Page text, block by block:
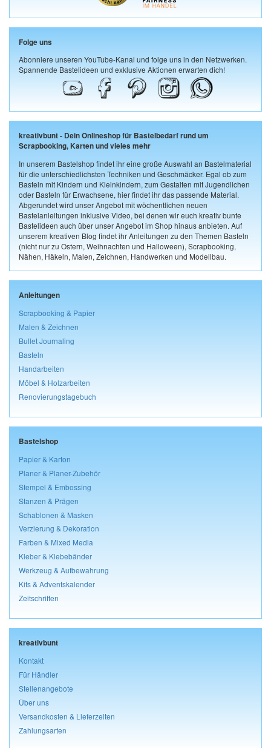
Folge uns
Abonniere unseren YouTube-Kanal und folge uns in den Netzwerken.
Spannende Bastelideen und exklusive Aktionen erwarten dich!
kreativbunt - Dein Onlineshop für Bastelbedarf rund um
Scrapbooking, Karten und vieles mehr
In unserem Bastelshop findet ihr eine große Auswahl an Bastelmaterial
für die unterschiedlichsten Techniken und Geschmäcker. Egal ob zum
Basteln mit Kindern und Kleinkindern, zum Gestalten mit Jugendlichen
oder Basteln für Erwachsene, hier findet ihr das passende Material.
Abgerundet wird unser Angebot mit wöchentlichen neuen
Bastelanleitungen inklusive Video, bei denen wir euch kreativ bunte
Bastelideen auch über unser Angebot im Shop hinaus anbieten. Auf
unserem kreativen Blog findet ihr Anleitungen zu den Themen Basteln
(nicht nur zu Ostern, Weihnachten und Halloween), Scrapbooking,
Nähen, Häkeln, Malen, Zeichnen, Handwerken und Modellbau.
Anleitungen
Scrapbooking & Papier
Malen & Zeichnen
Bullet Journaling
Basteln
Handarbeiten
Möbel & Holzarbeiten
Renovierungstagebuch
Bastelshop
Papier & Karton
Planer & Planer-Zubehör
Stempel & Embossing
Stanzen & Prägen
Schablonen & Masken
Verzierung & Dekoration
Farben & Mixed Media
Kleber & Klebebänder
Werkzeug & Aufbewahrung
Kits & Adventskalender
Zeitschriften
kreativbunt
Kontakt
Für Händler
Stellenangebote
Über uns
Versandkosten & Lieferzeiten
Zahlungsarten